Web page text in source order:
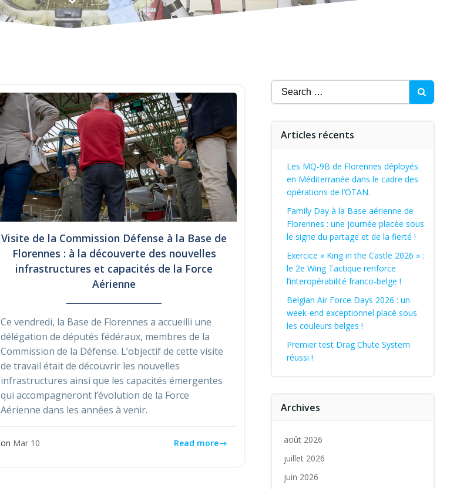
Visite de la Commission Défense à la Base de
Florennes : à la découverte des nouvelles
infrastructures et capacités de la Force
Aérienne
Ce vendredi, la Base de Florennes a accueilli une
délégation de députés fédéraux, membres de la
Commission de la Défense. L’objectif de cette visite
de travail était de découvrir les nouvelles
infrastructures ainsi que les capacités émergentes
qui accompagneront l’évolution de la Force
Aérienne dans les années à venir.
on Mar 10 Read more
Search
for:
Articles récents
Les MQ-9B de Florennes déployés
en Méditerranée dans le cadre des
opérations de l’OTAN.
Family Day à la Base aérienne de
Florennes : une journée placée sous
le signe du partage et de la fierté !
Exercice « King in the Castle 2026 » :
le 2e Wing Tactique renforce
l’interopérabilité franco-belge !
Belgian Air Force Days 2026 : un
week-end exceptionnel placé sous
les couleurs belges !
Premier test Drag Chute System
réussi !
Archives
août 2026
juillet 2026
juin 2026